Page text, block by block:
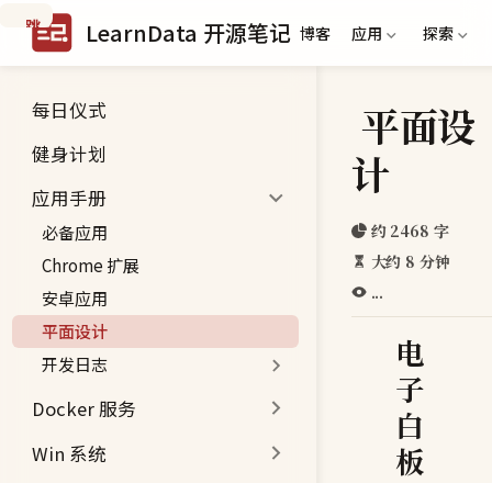
跳
到
主
内
容
LearnData 开源笔记 博客 应用 探索
每日仪式
健身计划
应用手册
必备应用
Chrome 扩展
安卓应用
平面设计
开发日志
Docker 服务
Win 系统
平面设
计
约 2468 字
大约 8 分钟
...
电
子
白
板